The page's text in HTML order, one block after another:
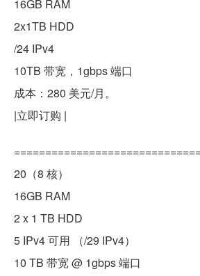
16GB RAM
2x1TB HDD
/24 IPv4
10TB 带宽，1gbps 端口
成本：280 美元/月。
|立即订购 |
20（8 核）
16GB RAM
2 x 1 TB HDD
5 IPv4 可用 （/29 IPv4）
10 TB 带宽 @ 1gbps 端口